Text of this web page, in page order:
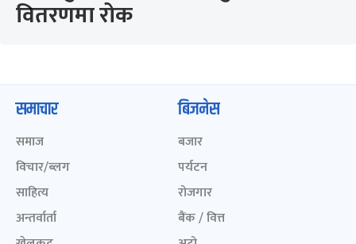
वितरणमा रोक
समाचार
समाज
विचार/ब्लग
साहित्य
अन्तर्वार्ता
बिजनेस
बजार
पर्यटन
रोजगार
बैंक / वित्त